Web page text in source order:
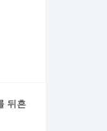
뒤흔
으리